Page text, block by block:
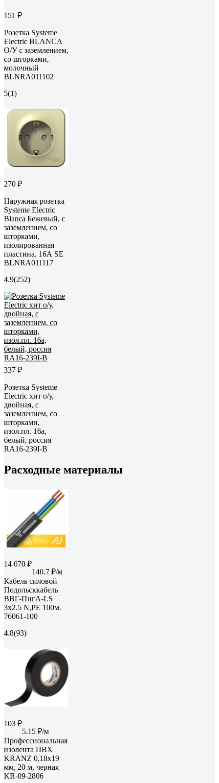
151 ₽
Розетка Systeme
Electric BLANCA
О/У с заземлением,
со шторками,
молочный
BLNRA011102
5(1)
270 ₽
Наружная розетка
Systeme Electric
Blanca Бежевый, с
заземлением, со
шторками,
изолированная
пластина, 16А SE
BLNRA011117
4.9(252)
337 ₽
Розетка Systeme
Electric хит о/у,
двойная, с
заземлением, со
шторками,
изол.пл. 16а,
белый, россия
RA16-239I-B
Расходные материалы
14 070 ₽
140.7 ₽/м
Кабель силовой
Подольсккабель
ВВГ-ПнгА-LS
3х2.5 N,PE 100м.
76061-100
4.8(93)
103 ₽
5.15 ₽/м
Профессиональная
изолента ПВХ
KRANZ 0,18х19
мм, 20 м, черная
KR-09-2806